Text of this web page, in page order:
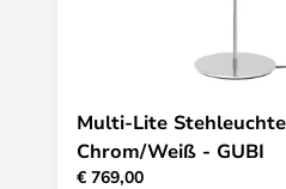
Multi-Lite Stehleuchte
Chrom/Weiß - GUBI
€ 769,00